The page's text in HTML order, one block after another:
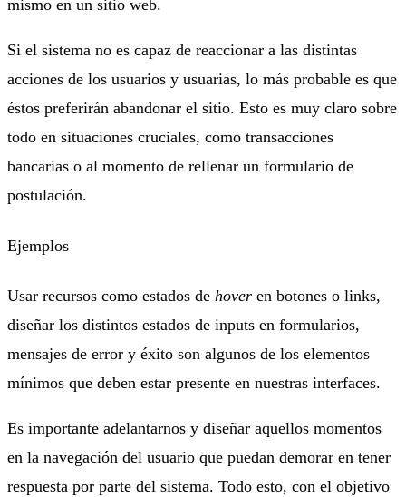
mismo en un sitio web.
Si el sistema no es capaz de reaccionar a las distintas
acciones de los usuarios y usuarias, lo más probable es que
éstos preferirán abandonar el sitio. Esto es muy claro sobre
todo en situaciones cruciales, como transacciones
bancarias o al momento de rellenar un formulario de
postulación.
Ejemplos
Usar recursos como estados de hover en botones o links,
diseñar los distintos estados de inputs en formularios,
mensajes de error y éxito son algunos de los elementos
mínimos que deben estar presente en nuestras interfaces.
Es importante adelantarnos y diseñar aquellos momentos
en la navegación del usuario que puedan demorar en tener
respuesta por parte del sistema. Todo esto, con el objetivo